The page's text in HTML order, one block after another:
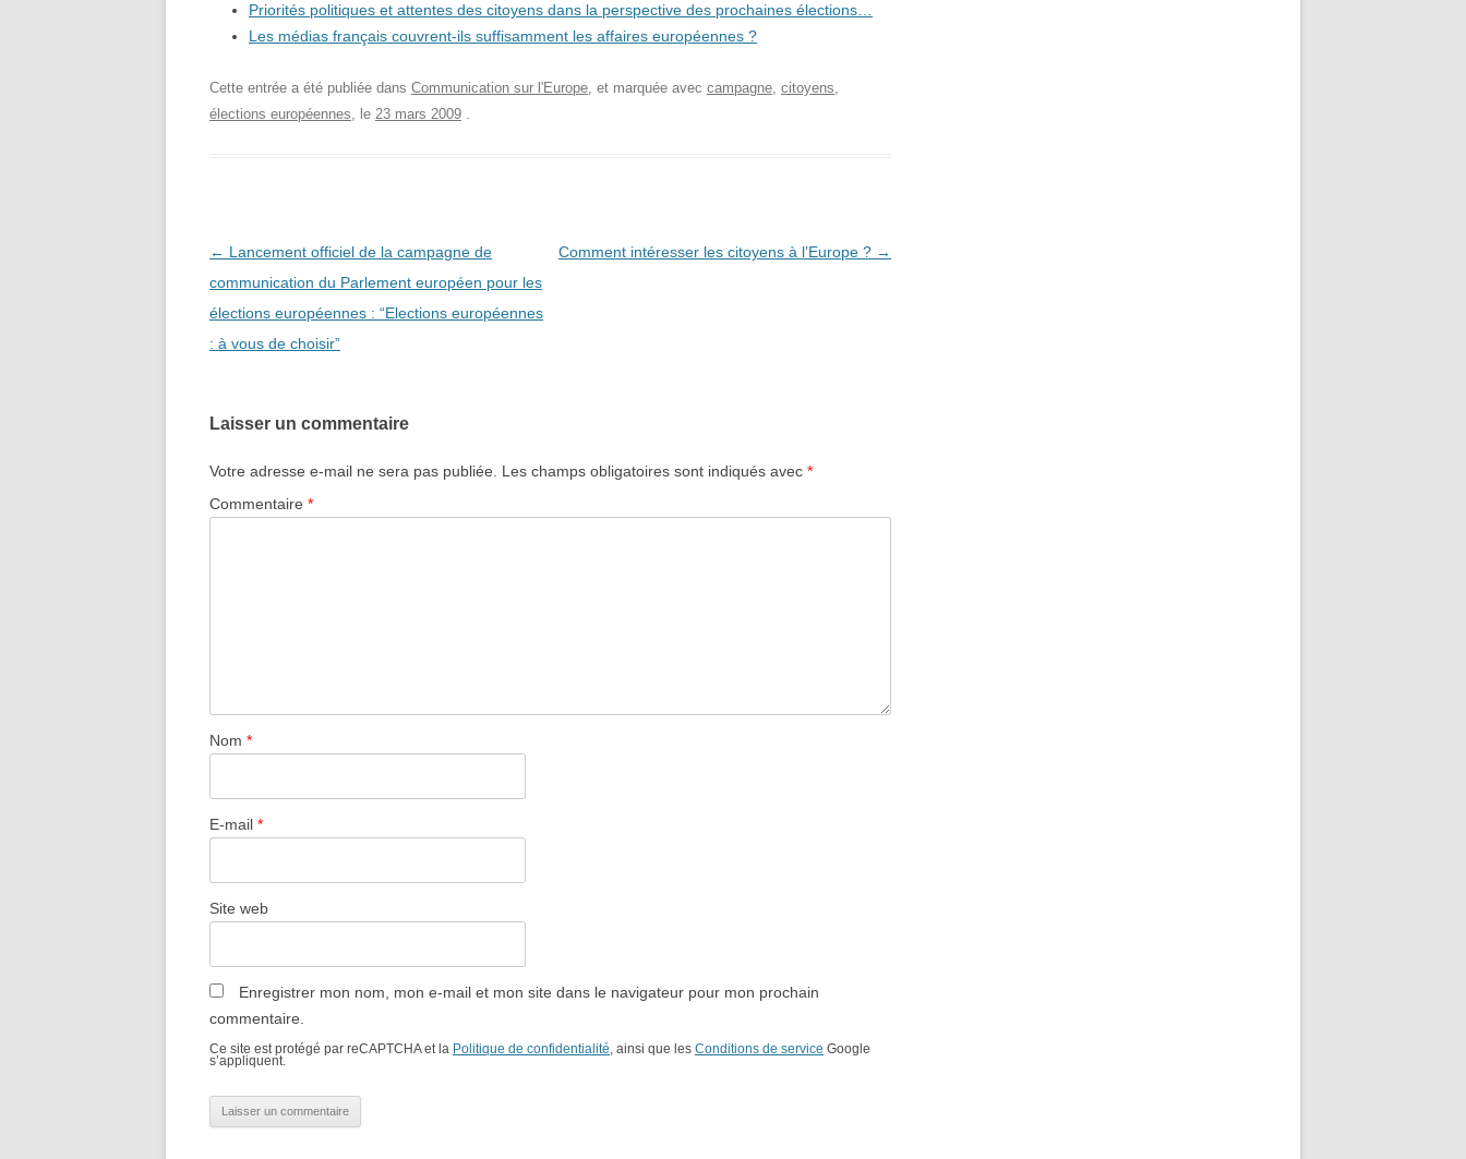
Priorités politiques et attentes des citoyens dans la perspective des prochaines élections…
Les médias français couvrent-ils suffisamment les affaires européennes ?
Cette entrée a été publiée dans Communication sur l'Europe, et marquée avec campagne, citoyens,
élections européennes, le 23 mars 2009 .
Navigation
des
articles
← Lancement officiel de la campagne de
communication du Parlement européen pour les
élections européennes : “Elections européennes
: à vous de choisir”
Comment intéresser les citoyens à l’Europe ? →
Laisser un commentaire
Votre adresse e-mail ne sera pas publiée. Les champs obligatoires sont indiqués avec *
Commentaire *
Nom *
E-mail *
Site web
Enregistrer mon nom, mon e-mail et mon site dans le navigateur pour mon prochain
commentaire.
Ce site est protégé par reCAPTCHA et la Politique de confidentialité, ainsi que les Conditions de service Google
s’appliquent.